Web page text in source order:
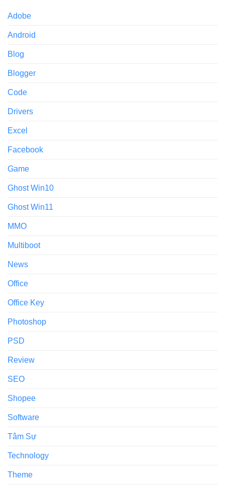
Adobe
Android
Blog
Blogger
Code
Drivers
Excel
Facebook
Game
Ghost Win10
Ghost Win11
MMO
Multiboot
News
Office
Office Key
Photoshop
PSD
Review
SEO
Shopee
Software
Tâm Sự
Technology
Theme